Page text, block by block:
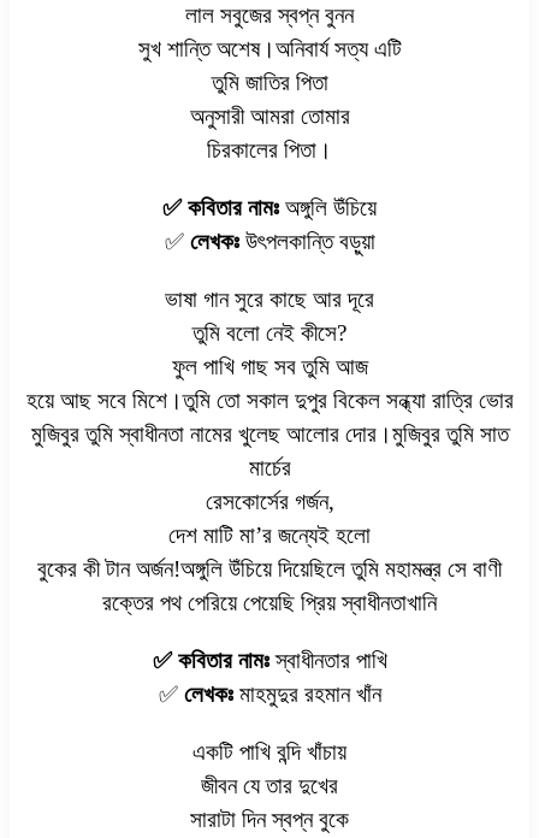
লাল সবুজের স্বপ্ন বুনন
সুখ শান্তি অশেষ।অনিবার্য সত্য এটি
তুমি জাতির পিতা
অনুসারী আমরা তোমার
চিরকালের পিতা।
✅ কবিতার নামঃ অঙ্গুলি উঁচিয়ে
✅ লেখকঃউৎপলকান্তি বড়ুয়া
ভাষা গান সুরে কাছে আর দূরে
তুমি বলো নেই কীসে?
ফুল পাখি গাছ সব তুমি আজ
হয়ে আছ সবে মিশে।তুমি তো সকাল দুপুর বিকেল সন্ধ্যা রাত্রি ভোর
মুজিবুর তুমি স্বাধীনতা নামের খুলেছ আলোর দোর।মুজিবুর তুমি সাত
মার্চের
রেসকোর্সের গর্জন,
দেশ মাটি মা’র জন্যেই হলো
বুকের কী টান অর্জন!অঙ্গুলি উঁচিয়ে দিয়েছিলে তুমি মহামন্ত্র সে বাণী
রক্তের পথ পেরিয়ে পেয়েছি প্রিয় স্বাধীনতাখানি
✅ কবিতার নামঃস্বাধীনতার পাখি
✅ লেখকঃমাহমুদুর রহমান খাঁন
একটি পাখি বন্দি খাঁচায়
জীবন যে তার দুখের
সারাটা দিন স্বপ্ন বুকে